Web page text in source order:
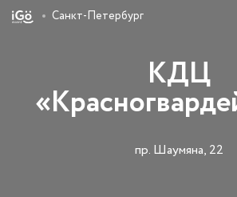
Санкт-Петербург
КДЦ
пр. Шаумяна, 22